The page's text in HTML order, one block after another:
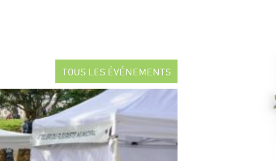
TOUS LES ÉVÉNEMENTS